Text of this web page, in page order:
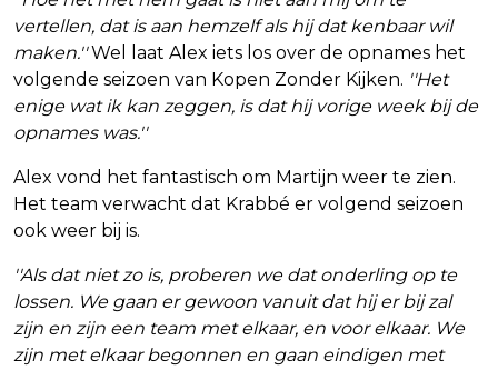
vertellen, dat is aan hemzelf als hij dat kenbaar wil
maken.''Wel laat Alex iets los over de opnames het
volgende seizoen van Kopen Zonder Kijken. ''Het
enige wat ik kan zeggen, is dat hij vorige week bij de
opnames was.''
Alex vond het fantastisch om Martijn weer te zien.
Het team verwacht dat Krabbé er volgend seizoen
ook weer bij is.
''Als dat niet zo is, proberen we dat onderling op te
lossen. We gaan er gewoon vanuit dat hij er bij zal
zijn en zijn een team met elkaar, en voor elkaar. We
zijn met elkaar begonnen en gaan eindigen met